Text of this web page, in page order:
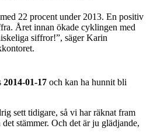
22 procent under 2013. En positiv
Året innan ökade cyklingen med
siffror!”, säger Karin
2014-01-17 och kan ha hunnit bli
sett tidigare, så vi har räknat fram
stämmer. Och det är ju glädjande,